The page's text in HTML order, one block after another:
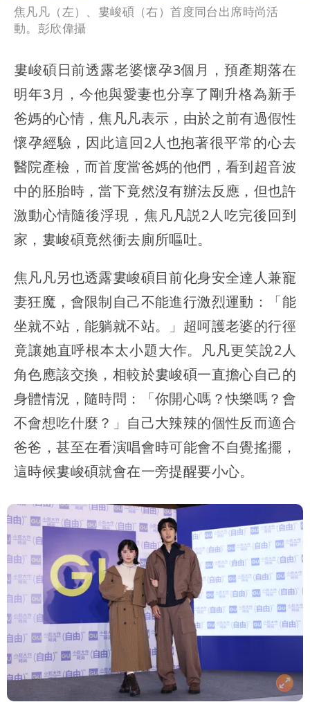
焦凡凡（左）、婁峻碩（右）首度同台出席時尚活
動。彭欣偉攝
婁峻碩日前透露老婆懷孕3個月，預產期落在
明年3月，今他與愛妻也分享了剛升格為新手
爸媽的心情，焦凡凡表示，由於之前有過假性
懷孕經驗，因此這回2人也抱著很平常的心去
醫院產檢，而首度當爸媽的他們，看到超音波
中的胚胎時，當下竟然沒有辦法反應，但也許
激動心情隨後浮現，焦凡凡説2人吃完後回到
家，婁峻碩竟然衝去廁所嘔吐。
焦凡凡另也透露婁峻碩目前化身安全達人兼寵
妻狂魔，會限制自己不能進行激烈運動：「能
坐就不站，能躺就不站。」超呵護老婆的行徑
竟讓她直呼根本太小題大作。凡凡更笑說2人
角色應該交換，相較於婁峻碩一直擔心自己的
身體情況，隨時問：「你開心嗎？快樂嗎？會
不會想吃什麼？」自己大辣辣的個性反而適合
爸爸，甚至在看演唱會時可能會不自覺搖擺，
這時候婁峻碩就會在一旁提醒要小心。